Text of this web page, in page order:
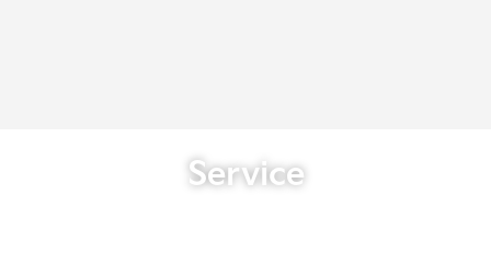
Service